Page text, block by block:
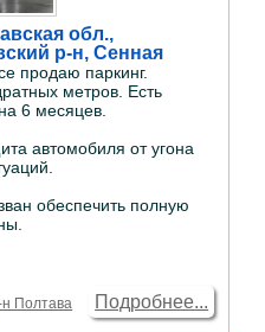
обл.,
р-н, Сенная
продаю паркинг.
метров. Есть
6 месяцев.
автомобиля от угона
обеспечить полную
н Полтава Подробнее...